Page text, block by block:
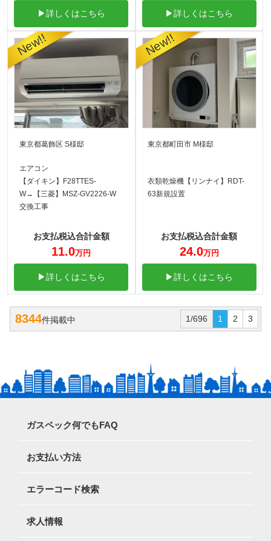
▶詳しくはこちら ▶詳しくはこちら
東京都葛飾区 S様邸
エアコン
【ダイキン】F28TTES-
W→【三菱】MSZ-GV2226-W
交換工事
お支払税込合計金額
11.0万円
▶詳しくはこちら
東京都町田市 M様邸
衣類乾燥機【リンナイ】RDT-
63新規設置
お支払税込合計金額
24.0万円
▶詳しくはこちら
8344件掲載中 1/696 1 2 3
ガスペック何でもFAQ
お支払い方法
エラーコード検索
求人情報